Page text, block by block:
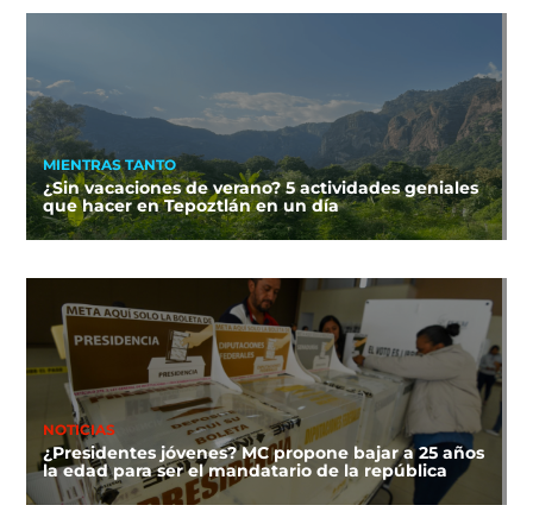
MIENTRAS TANTO
¿Sin vacaciones de verano? 5 actividades geniales
que hacer en Tepoztlán en un día
NOTICIAS
¿Presidentes jóvenes? MC propone bajar a 25 años
la edad para ser el mandatario de la república